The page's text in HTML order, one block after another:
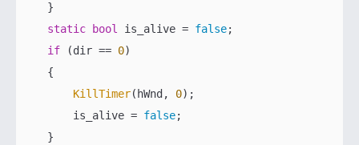
    }
static
bool is_alive = false;
if (dir == 0)
    {
KillTimer(hWnd, 0);
        is_alive =
false;
    }